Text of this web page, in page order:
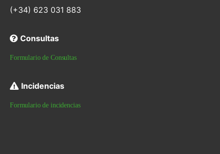
(+34) 623 031 883
Consultas
Formulario de Consultas
Incidencias
Formulario de incidencias